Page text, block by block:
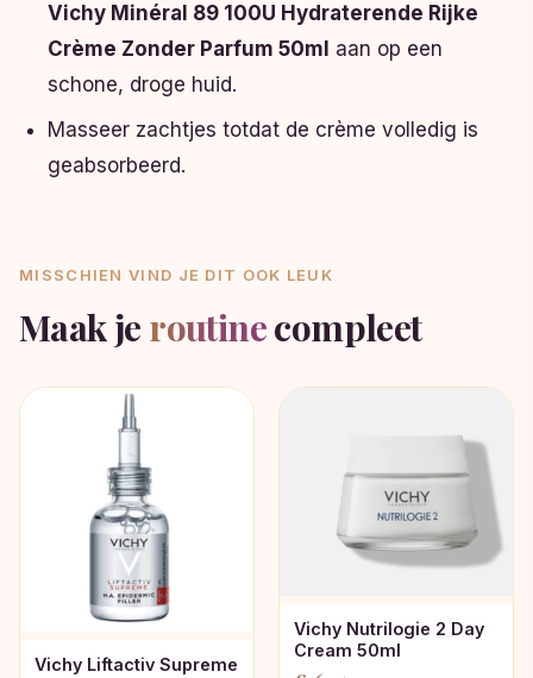
Vichy Minéral 89 100U Hydraterende Rijke
Crème Zonder Parfum 50ml aan op een
schone, droge huid.
Masseer zachtjes totdat de crème volledig is
geabsorbeerd.
MISSCHIEN VIND JE DIT OOK LEUK
Maak je routinecompleet
Vichy Liftactiv Supreme
Vichy Nutrilogie 2 Day
Cream 50ml